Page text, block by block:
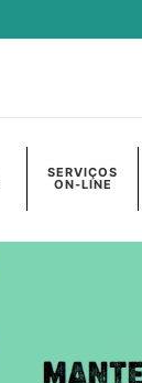
SERVIÇOS
ON-LINE